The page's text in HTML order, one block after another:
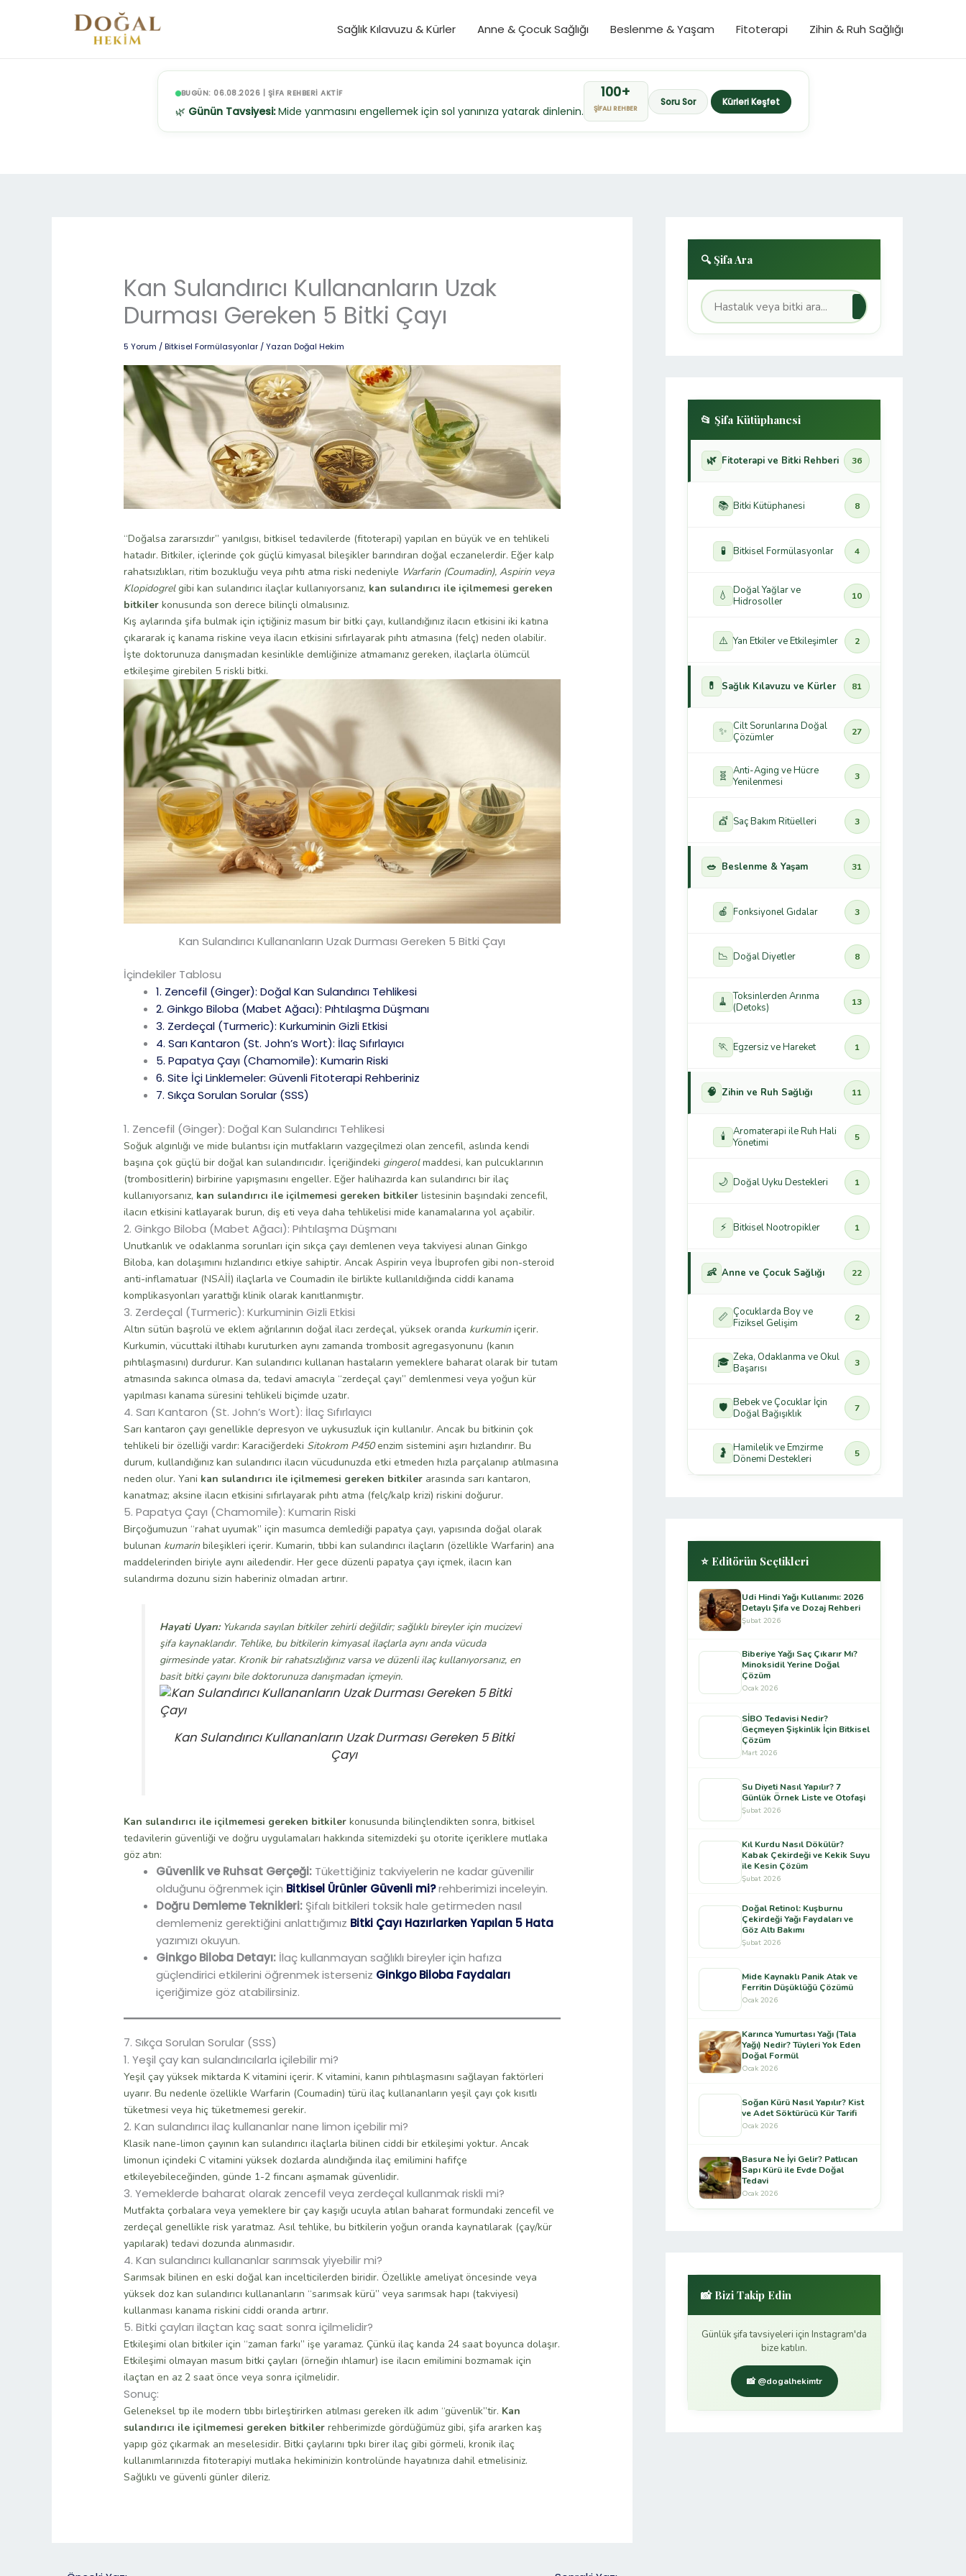
Sağlık Kılavuzu & Kürler Anne & Çocuk Sağlığı Beslenme & Yaşam Fitoterapi Zihin & Ruh Sağlığı
BUGÜN: 06.08.2026 | ŞİFA REHBERİ AKTİF
🌿 Günün Tavsiyesi: Mide yanmasını engellemek için sol yanınıza yatarak dinlenin.
100+
ŞİFALI REHBER
Soru Sor Kürleri Keşfet
Kan Sulandırıcı Kullananların Uzak
Durması Gereken 5 Bitki Çayı
5 Yorum /Bitkisel Formülasyonlar / Yazan Doğal Hekim
“Doğalsa zararsızdır” yanılgısı, bitkisel tedavilerde (fitoterapi) yapılan en büyük ve en tehlikeli
hatadır. Bitkiler, içlerinde çok güçlü kimyasal bileşikler barındıran doğal eczanelerdir. Eğer kalp
rahatsızlıkları, ritim bozukluğu veya pıhtı atma riski nedeniyle Warfarin (Coumadin), Aspirin veya
Klopidogrelgibi kan sulandırıcı ilaçlar kullanıyorsanız, kan sulandırıcı ile içilmemesi gereken
bitkiler konusunda son derece bilinçli olmalısınız.
Kış aylarında şifa bulmak için içtiğiniz masum bir bitki çayı, kullandığınız ilacın etkisini iki katına
çıkararak iç kanama riskine veya ilacın etkisini sıfırlayarak pıhtı atmasına (felç) neden olabilir.
İşte doktorunuza danışmadan kesinlikle demliğinize atmamanız gereken, ilaçlarla ölümcül
etkileşime girebilen 5 riskli bitki.
Kan Sulandırıcı Kullananların Uzak Durması Gereken 5 Bitki Çayı
İçindekiler Tablosu
1. Zencefil (Ginger): Doğal Kan Sulandırıcı Tehlikesi
2. Ginkgo Biloba (Mabet Ağacı): Pıhtılaşma Düşmanı
3. Zerdeçal (Turmeric): Kurkuminin Gizli Etkisi
4. Sarı Kantaron (St. John’s Wort): İlaç Sıfırlayıcı
5. Papatya Çayı (Chamomile): Kumarin Riski
6. Site İçi Linklemeler: Güvenli Fitoterapi Rehberiniz
7. Sıkça Sorulan Sorular (SSS)
1. Zencefil (Ginger): Doğal Kan Sulandırıcı Tehlikesi
Soğuk algınlığı ve mide bulantısı için mutfakların vazgeçilmezi olan zencefil, aslında kendi
başına çok güçlü bir doğal kan sulandırıcıdır. İçeriğindeki gingerolmaddesi, kan pulcuklarının
(trombositlerin) birbirine yapışmasını engeller. Eğer halihazırda kan sulandırıcı bir ilaç
kullanıyorsanız, kan sulandırıcı ile içilmemesi gereken bitkiler listesinin başındaki zencefil,
ilacın etkisini katlayarak burun, diş eti veya daha tehlikelisi mide kanamalarına yol açabilir.
2. Ginkgo Biloba (Mabet Ağacı): Pıhtılaşma Düşmanı
Unutkanlık ve odaklanma sorunları için sıkça çayı demlenen veya takviyesi alınan Ginkgo
Biloba, kan dolaşımını hızlandırıcı etkiye sahiptir. Ancak Aspirin veya İbuprofen gibi non-steroid
anti-inflamatuar (NSAİİ) ilaçlarla ve Coumadin ile birlikte kullanıldığında ciddi kanama
komplikasyonları yarattığı klinik olarak kanıtlanmıştır.
3. Zerdeçal (Turmeric): Kurkuminin Gizli Etkisi
Altın sütün başrolü ve eklem ağrılarının doğal ilacı zerdeçal, yüksek oranda kurkumin içerir.
Kurkumin, vücuttaki iltihabı kuruturken aynı zamanda trombosit agregasyonunu (kanın
pıhtılaşmasını) durdurur. Kan sulandırıcı kullanan hastaların yemeklere baharat olarak bir tutam
atmasında sakınca olmasa da, tedavi amacıyla “zerdeçal çayı” demlenmesi veya yoğun kür
yapılması kanama süresini tehlikeli biçimde uzatır.
4. Sarı Kantaron (St. John’s Wort): İlaç Sıfırlayıcı
Sarı kantaron çayı genellikle depresyon ve uykusuzluk için kullanılır. Ancak bu bitkinin çok
tehlikeli bir özelliği vardır: Karaciğerdeki Sitokrom P450enzim sistemini aşırı hızlandırır. Bu
durum, kullandığınız kan sulandırıcı ilacın vücudunuzda etki etmeden hızla parçalanıp atılmasına
neden olur. Yani kan sulandırıcı ile içilmemesi gereken bitkiler arasında sarı kantaron,
kanatmaz; aksine ilacın etkisini sıfırlayarak pıhtı atma (felç/kalp krizi) riskini doğurur.
5. Papatya Çayı (Chamomile): Kumarin Riski
Birçoğumuzun “rahat uyumak” için masumca demlediği papatya çayı, yapısında doğal olarak
bulunan kumarin bileşikleri içerir. Kumarin, tıbbi kan sulandırıcı ilaçların (özellikle Warfarin) ana
maddelerinden biriyle aynı ailedendir. Her gece düzenli papatya çayı içmek, ilacın kan
sulandırma dozunu sizin haberiniz olmadan artırır.
Hayati Uyarı:Yukarıda sayılan bitkiler zehirli değildir; sağlıklı bireyler için mucizevi
şifa kaynaklarıdır. Tehlike, bu bitkilerin kimyasal ilaçlarla aynı anda vücuda
girmesinde yatar. Kronik bir rahatsızlığınız varsa ve düzenli ilaç kullanıyorsanız, en
basit bitki çayını bile doktorunuza danışmadan içmeyin.
Kan Sulandırıcı Kullananların Uzak Durması Gereken 5 Bitki
Çayı
Kan sulandırıcı ile içilmemesi gereken bitkiler konusunda bilinçlendikten sonra, bitkisel
tedavilerin güvenliği ve doğru uygulamaları hakkında sitemizdeki şu otorite içeriklere mutlaka
göz atın:
Güvenlik ve Ruhsat Gerçeği: Tükettiğiniz takviyelerin ne kadar güvenilir
olduğunu öğrenmek için Bitkisel Ürünler Güvenli mi?rehberimizi inceleyin.
Doğru Demleme Teknikleri: Şifalı bitkileri toksik hale getirmeden nasıl
demlemeniz gerektiğini anlattığımız Bitki Çayı Hazırlarken Yapılan 5 Hata
yazımızı okuyun.
Ginkgo Biloba Detayı: İlaç kullanmayan sağlıklı bireyler için hafıza
güçlendirici etkilerini öğrenmek isterseniz Ginkgo Biloba Faydaları
içeriğimize göz atabilirsiniz.
7. Sıkça Sorulan Sorular (SSS)
1. Yeşil çay kan sulandırıcılarla içilebilir mi?
Yeşil çay yüksek miktarda K vitamini içerir. K vitamini, kanın pıhtılaşmasını sağlayan faktörleri
uyarır. Bu nedenle özellikle Warfarin (Coumadin) türü ilaç kullananların yeşil çayı çok kısıtlı
tüketmesi veya hiç tüketmemesi gerekir.
2. Kan sulandırıcı ilaç kullananlar nane limon içebilir mi?
Klasik nane-limon çayının kan sulandırıcı ilaçlarla bilinen ciddi bir etkileşimi yoktur. Ancak
limonun içindeki C vitamini yüksek dozlarda alındığında ilaç emilimini hafifçe
etkileyebileceğinden, günde 1-2 fincanı aşmamak güvenlidir.
3. Yemeklerde baharat olarak zencefil veya zerdeçal kullanmak riskli mi?
Mutfakta çorbalara veya yemeklere bir çay kaşığı ucuyla atılan baharat formundaki zencefil ve
zerdeçal genellikle risk yaratmaz. Asıl tehlike, bu bitkilerin yoğun oranda kaynatılarak (çay/kür
yapılarak) tedavi dozunda alınmasıdır.
4. Kan sulandırıcı kullananlar sarımsak yiyebilir mi?
Sarımsak bilinen en eski doğal kan incelticilerden biridir. Özellikle ameliyat öncesinde veya
yüksek doz kan sulandırıcı kullananların “sarımsak kürü” veya sarımsak hapı (takviyesi)
kullanması kanama riskini ciddi oranda artırır.
5. Bitki çayları ilaçtan kaç saat sonra içilmelidir?
Etkileşimi olan bitkiler için “zaman farkı” işe yaramaz. Çünkü ilaç kanda 24 saat boyunca dolaşır.
Etkileşimi olmayan masum bitki çayları (örneğin ıhlamur) ise ilacın emilimini bozmamak için
ilaçtan en az 2 saat önce veya sonra içilmelidir.
Sonuç:
Geleneksel tıp ile modern tıbbı birleştirirken atılması gereken ilk adım “güvenlik”tir. Kan
sulandırıcı ile içilmemesi gereken bitkiler rehberimizde gördüğümüz gibi, şifa ararken kaş
yapıp göz çıkarmak an meselesidir. Bitki çaylarını tıpkı birer ilaç gibi görmeli, kronik ilaç
kullanımlarınızda fitoterapiyi mutlaka hekiminizin kontrolünde hayatınıza dahil etmelisiniz.
Sağlıklı ve güvenli günler dileriz.
🔍 Şifa Ara
→
📂 Şifa Kütüphanesi
🌿 Fitoterapi ve Bitki Rehberi 36
📚 Bitki Kütüphanesi 8
🧪 Bitkisel Formülasyonlar 4
💧
Doğal Yağlar ve
Hidrosoller
10
⚠️ Yan Etkiler ve Etkileşimler 2
💊 Sağlık Kılavuzu ve Kürler 81
✨ Cilt Sorunlarına Doğal
Çözümler
27
🧬 Anti-Aging ve Hücre
Yenilenmesi
3
💇 Saç Bakım Ritüelleri 3
🥗 Beslenme & Yaşam 31
🍎 Fonksiyonel Gıdalar 3
📉 Doğal Diyetler 8
🧹 Toksinlerden Arınma
(Detoks)
13
🏃 Egzersiz ve Hareket 1
🧠 Zihin ve Ruh Sağlığı 11
🕯️
Aromaterapi ile Ruh Hali
Yönetimi
5
🌙 Doğal Uyku Destekleri 1
⚡ Bitkisel Nootropikler 1
👶 Anne ve Çocuk Sağlığı 22
📏 Çocuklarda Boy ve
Fiziksel Gelişim
2
🎓 Zeka, Odaklanma ve Okul
Başarısı
3
🛡️ Bebek ve Çocuklar İçin
Doğal Bağışıklık
7
🤰 Hamilelik ve Emzirme
Dönemi Destekleri
5
⭐ Editörün Seçtikleri
Udi Hindi Yağı Kullanımı: 2026
Detaylı Şifa ve Dozaj Rehberi
Şubat 2026
Biberiye Yağı Saç Çıkarır Mı?
Minoksidil Yerine Doğal
Çözüm
Ocak 2026
SİBO Tedavisi Nedir?
Geçmeyen Şişkinlik İçin Bitkisel
Çözüm
Mart 2026
Su Diyeti Nasıl Yapılır? 7
Günlük Örnek Liste ve Otofaşi
Şubat 2026
Kıl Kurdu Nasıl Dökülür?
Kabak Çekirdeği ve Kekik Suyu
ile Kesin Çözüm
Şubat 2026
Doğal Retinol: Kuşburnu
Çekirdeği Yağı Faydaları ve
Göz Altı Bakımı
Şubat 2026
Mide Kaynaklı Panik Atak ve
Ferritin Düşüklüğü Çözümü
Ocak 2026
Karınca Yumurtası Yağı (Tala
Yağı) Nedir? Tüyleri Yok Eden
Doğal Formül
Ocak 2026
Soğan Kürü Nasıl Yapılır? Kist
ve Adet Söktürücü Kür Tarifi
Ocak 2026
Basura Ne İyi Gelir? Patlıcan
Sapı Kürü ile Evde Doğal
Tedavi
Ocak 2026
📸 Bizi Takip Edin
Günlük şifa tavsiyeleri için Instagram'da
bize katılın.
📸 @dogalhekimtr